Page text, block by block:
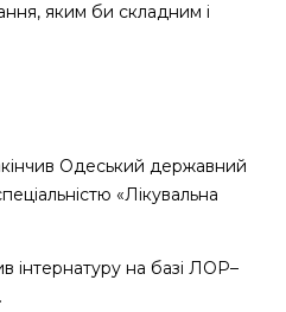
яким би складним і
Одеський державний
«Лікувальна
інтернатуру на базі ЛОР–